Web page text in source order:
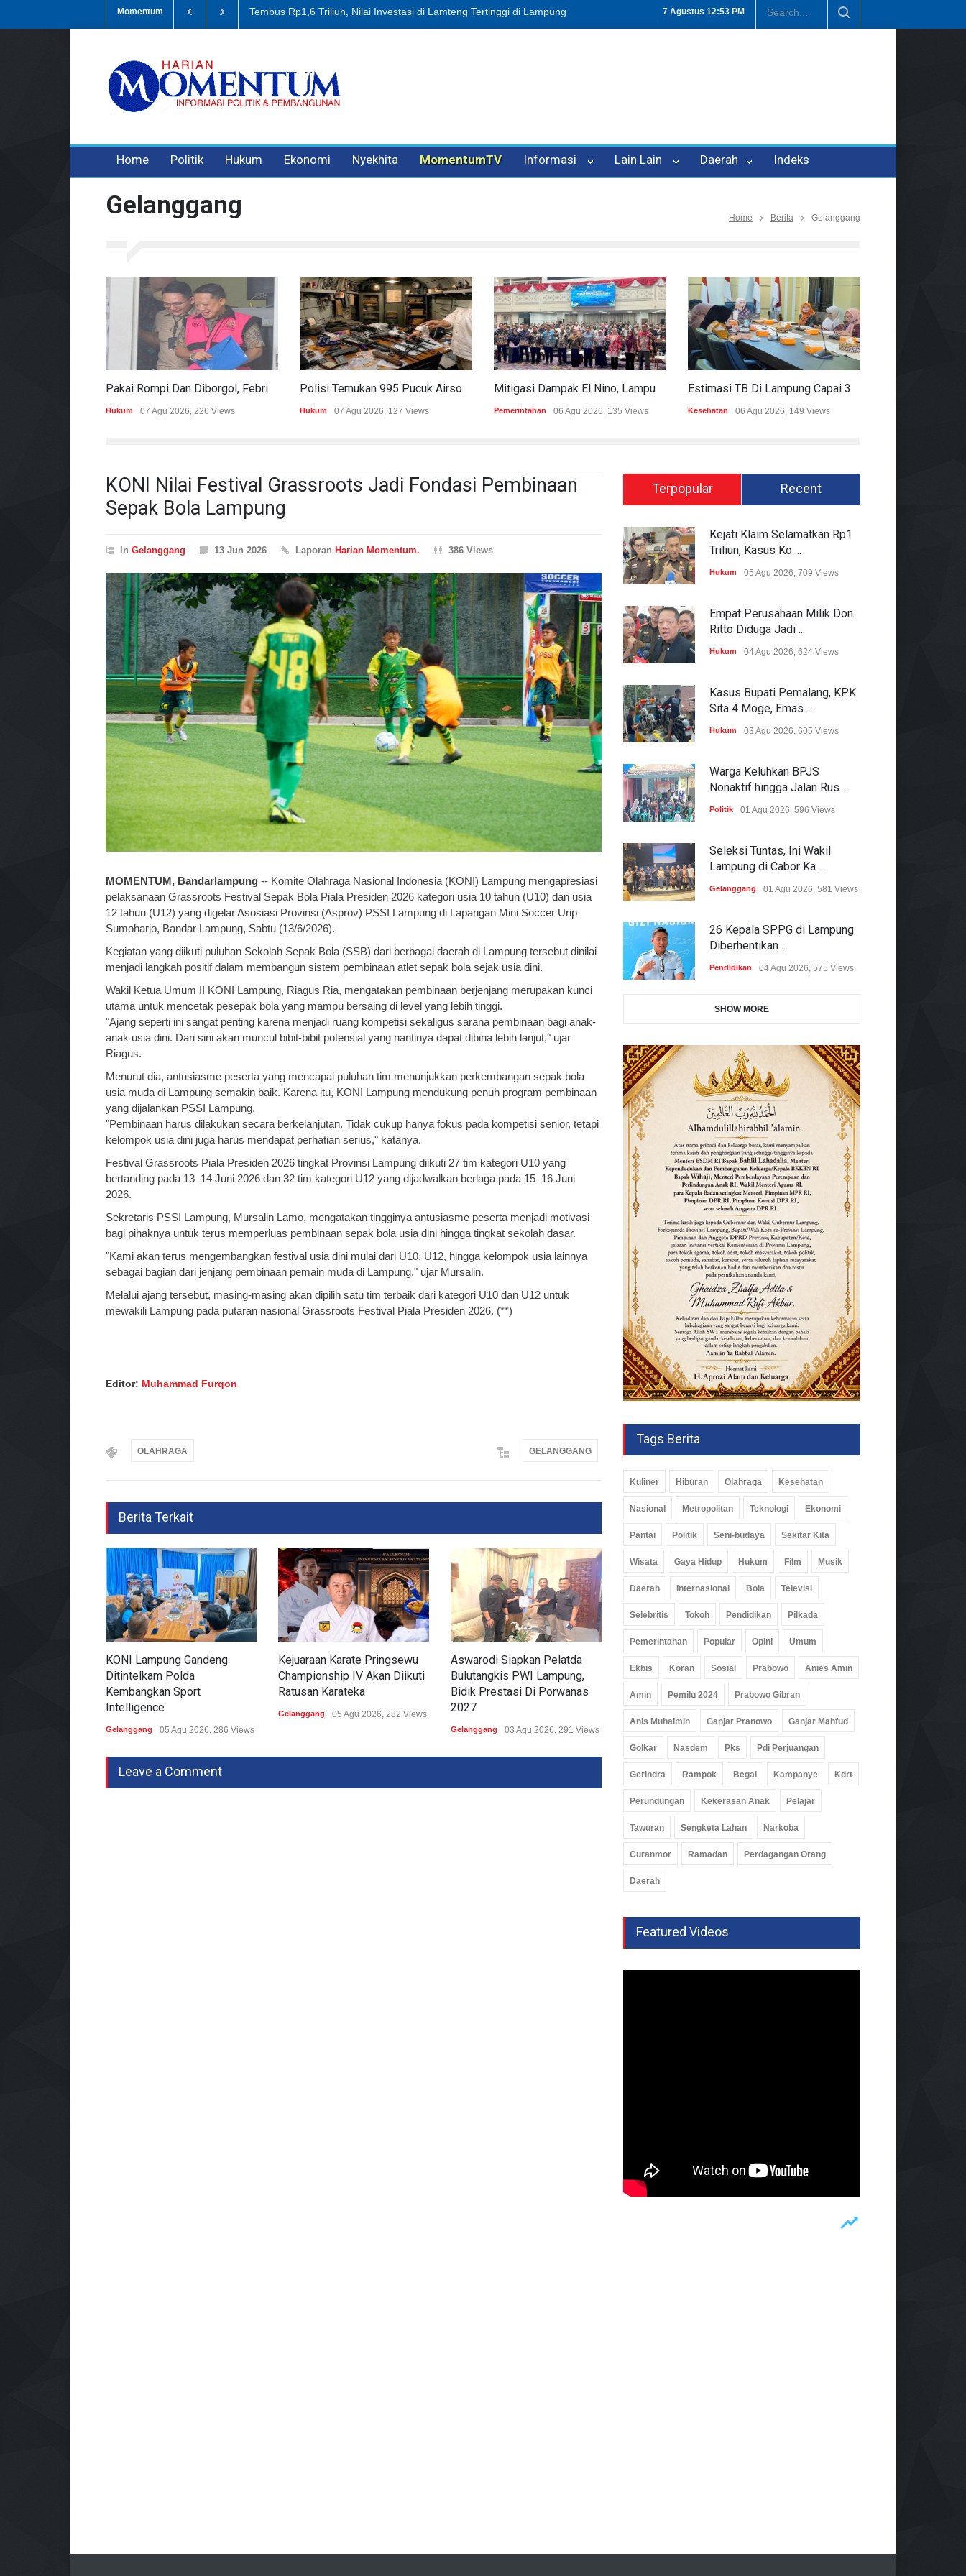
7 Agustus 12:53 PM
Momentum Korupsi Retribusi Sampah, Eks Bendahara Pembantu DLH Divonis 5 Tahun Dugaan Penipuan Oleh Oknum Kadis, Kuasa Hukum Pelapor Desak Polisi
Home Politik Hukum Ekonomi Nyekhita MomentumTV Informasi Lain Lain Daerah Indeks
Gelanggang Home Berita Gelanggang
Hukum 07 Agu 2026, 226 Views Hukum 07 Agu 2026, 127 Views Pemerintahan 06 Agu 2026, 135 Views Kesehatan 06 Agu 2026, 149 Views
KONI Nilai Festival Grassroots Jadi Fondasi Pembinaan
Sepak Bola Lampung
In Gelanggang 13 Jun 2026 Laporan Harian Momentum. 386 Views
MOMENTUM, Bandarlampung -- Komite Olahraga Nasional Indonesia (KONI) Lampung mengapresiasi
pelaksanaan Grassroots Festival Sepak Bola Piala Presiden 2026 kategori usia 10 tahun (U10) dan usia
12 tahun (U12) yang digelar Asosiasi Provinsi (Asprov) PSSI Lampung di Lapangan Mini Soccer Urip
Sumoharjo, Bandar Lampung, Sabtu (13/6/2026).
Kegiatan yang diikuti puluhan Sekolah Sepak Bola (SSB) dari berbagai daerah di Lampung tersebut dinilai
menjadi langkah positif dalam membangun sistem pembinaan atlet sepak bola sejak usia dini.
Wakil Ketua Umum II KONI Lampung, Riagus Ria, mengatakan pembinaan berjenjang merupakan kunci
utama untuk mencetak pesepak bola yang mampu bersaing di level yang lebih tinggi.
"Ajang seperti ini sangat penting karena menjadi ruang kompetisi sekaligus sarana pembinaan bagi anak-
anak usia dini. Dari sini akan muncul bibit-bibit potensial yang nantinya dapat dibina lebih lanjut," ujar
Riagus.
Menurut dia, antusiasme peserta yang mencapai puluhan tim menunjukkan perkembangan sepak bola
usia muda di Lampung semakin baik. Karena itu, KONI Lampung mendukung penuh program pembinaan
yang dijalankan PSSI Lampung.
"Pembinaan harus dilakukan secara berkelanjutan. Tidak cukup hanya fokus pada kompetisi senior, tetapi
kelompok usia dini juga harus mendapat perhatian serius," katanya.
Festival Grassroots Piala Presiden 2026 tingkat Provinsi Lampung diikuti 27 tim kategori U10 yang
bertanding pada 13–14 Juni 2026 dan 32 tim kategori U12 yang dijadwalkan berlaga pada 15–16 Juni
2026.
Sekretaris PSSI Lampung, Mursalin Lamo, mengatakan tingginya antusiasme peserta menjadi motivasi
bagi pihaknya untuk terus memperluas pembinaan sepak bola usia dini hingga tingkat sekolah dasar.
"Kami akan terus mengembangkan festival usia dini mulai dari U10, U12, hingga kelompok usia lainnya
sebagai bagian dari jenjang pembinaan pemain muda di Lampung," ujar Mursalin.
Melalui ajang tersebut, masing-masing akan dipilih satu tim terbaik dari kategori U10 dan U12 untuk
mewakili Lampung pada putaran nasional Grassroots Festival Piala Presiden 2026. (**)
Editor: Muhammad Furqon
OLAHRAGA GELANGGANG
Berita Terkait
KONI Lampung Gandeng
Ditintelkam Polda
Kembangkan Sport
Intelligence
Gelanggang 05 Agu 2026, 286 Views
Kejuaraan Karate Pringsewu
Championship IV Akan Diikuti
Ratusan Karateka
Gelanggang 05 Agu 2026, 282 Views
Aswarodi Siapkan Pelatda
Bulutangkis PWI Lampung,
Bidik Prestasi Di Porwanas
2027
Gelanggang 03 Agu 2026, 291 Views
Lampung Berjaya Di
Porwanas 2027
Leave a Comment
Terpopular Recent
Kejati Klaim Selamatkan Rp1
Triliun, Kasus Ko ...
Hukum 05 Agu 2026, 709 Views
Empat Perusahaan Milik Don
Ritto Diduga Jadi ...
Hukum 04 Agu 2026, 624 Views
Kasus Bupati Pemalang, KPK
Sita 4 Moge, Emas ...
Hukum 03 Agu 2026, 605 Views
Warga Keluhkan BPJS
Nonaktif hingga Jalan Rus ...
Politik 01 Agu 2026, 596 Views
Seleksi Tuntas, Ini Wakil
Lampung di Cabor Ka ...
Gelanggang 01 Agu 2026, 581 Views
26 Kepala SPPG di Lampung
Diberhentikan ...
Pendidikan 04 Agu 2026, 575 Views
SHOW MORE
Tags Berita
Kuliner Hiburan Olahraga Kesehatan
Nasional Metropolitan Teknologi Ekonomi
Pantai Politik Seni-budaya Sekitar Kita
Wisata Gaya Hidup Hukum Film Musik
Daerah Internasional Bola Televisi
Selebritis Tokoh Pendidikan Pilkada
Pemerintahan Popular Opini Umum
Ekbis Koran Sosial Prabowo Anies Amin
Amin Pemilu 2024 Prabowo Gibran
Anis Muhaimin Ganjar Pranowo Ganjar Mahfud
Golkar Nasdem Pks Pdi Perjuangan
Gerindra Rampok Begal Kampanye Kdrt
Perundungan Kekerasan Anak Pelajar
Tawuran Sengketa Lahan Narkoba
Curanmor Ramadan Perdagangan Orang
Daerah
Featured Videos